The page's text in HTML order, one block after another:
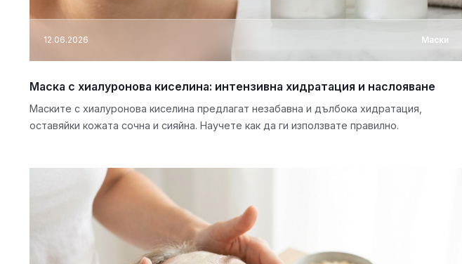
12.06.2026 Маски
Маска с хиалуронова киселина: интензивна хидратация и наслояване
Маските с хиалуронова киселина предлагат незабавна и дълбока хидратация,
оставяйки кожата сочна и сияйна. Научете как да ги използвате правилно.